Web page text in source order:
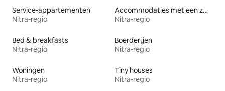
Service-appartementen
Nitra-regio
Accommodaties met een zwembad
Nitra-regio
Bed & breakfasts
Nitra-regio
Boerderijen
Nitra-regio
Woningen
Nitra-regio
Tiny houses
Nitra-regio